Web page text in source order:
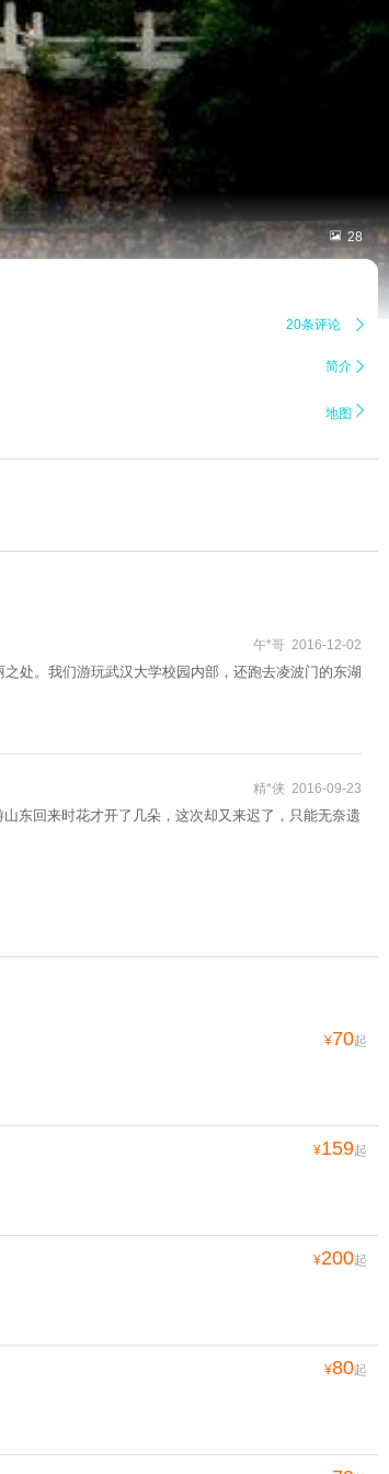
 28
20条评论 
简介 
地图 
午*哥 2016-12-02
处。我们游玩武汉大学校园内部，还跑去凌波门的东湖
精*侠 2016-09-23
东回来时花才开了几朵，这次却又来迟了，只能无奈遗
¥70起
¥159起
¥200起
¥80起